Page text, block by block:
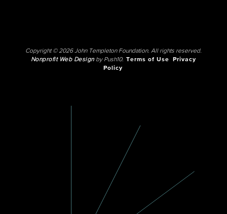
Copyright © 2026 John Templeton Foundation. All rights reserved.
Nonprofit Web Designby Push10. Terms of Use
Privacy
Policy